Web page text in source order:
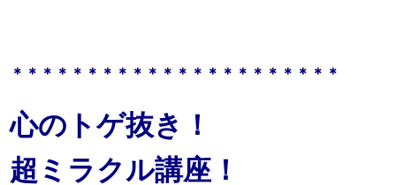
＊＊＊＊＊＊＊＊＊＊＊＊＊＊＊＊＊＊＊＊＊＊
心のトゲ抜き！
超ミラクル講座！